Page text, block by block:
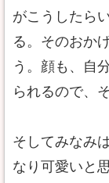
がこうしたら
る。そのおか
う。顔も、自
られるので、
そしてみなみ
なり可愛いと